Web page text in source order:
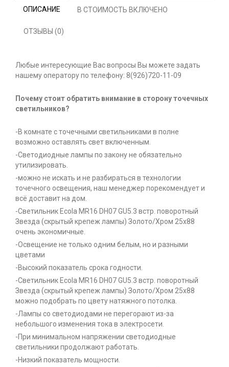
ОПИСАНИЕ В СТОИМОСТЬ ВКЛЮЧЕНО
ОТЗЫВЫ (0)
Любые интересующие Вас вопросы Вы можете задать
нашему оператору по телефону: 8(926)720-11-09
Почему стоит обратить внимание в сторону точечных
светильников?
-В комнате с точечными светильниками в полне
возможно оставлять свет включенным.
-Светодиодные лампы по закону не обязательно
утилизировать.
-можно не искать и не разбираться в технологии
точечного освещения, наш менеджер порекомендует и
всё доставит на дом.
-Светильник Ecola MR16 DH07 GU5.3 встр. поворотный
Звезда (скрытый крепеж лампы) Золото/Хром 25x88
очень экономичные.
-Освещение не только одним белым, но и разными
цветами
-Высокий показатель срока годности.
-Светильник Ecola MR16 DH07 GU5.3 встр. поворотный
Звезда (скрытый крепеж лампы) Золото/Хром 25x88
можно подобрать по цвету натяжного потолка.
-Лампы со светодиодами не перегорают из-за
небольшого изменения тока в электросети.
-При минимальном напряжении светодиодные
светильники продолжают работать.
-Низкий показатель мощности.